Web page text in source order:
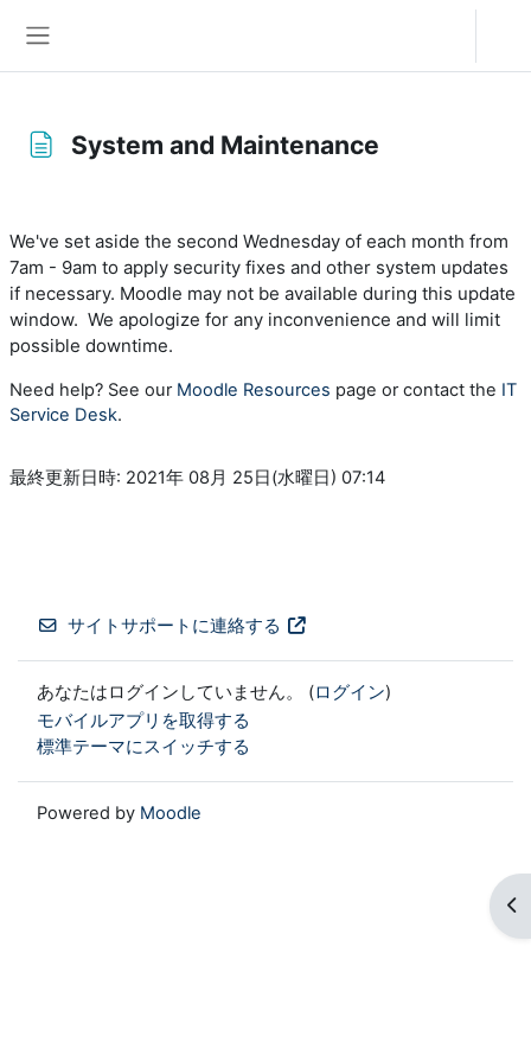
ブ
System and Maintenance
We've set aside the second Wednesday of each month from
7am - 9am to apply security fixes and other system updates
if necessary. Moodle may not be available during this update
window. We apologize for any inconvenience and will limit
possible downtime.
Need help? See our Moodle Resources page or contact the IT
Service Desk.
最終更新日時: 2021年 08月 25日(水曜日) 07:14
サイトサポートに連絡する
あなたはログインしていません。 (ログイン)
モバイルアプリを取得する
標準テーマにスイッチする
Powered by Moodle